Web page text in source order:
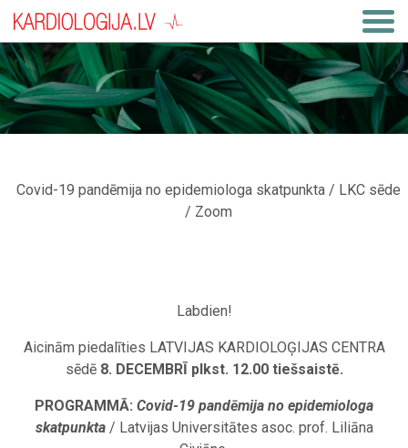
Covid-19 pandēmija no epidemiologa skatpunkta / LKC sēde
/ Zoom
Labdien!
Aicinām piedalīties LATVIJAS KARDIOLOĢIJAS CENTRA
sēdē 8. DECEMBRĪ plkst. 12.00 tiešsaistē.
PROGRAMMĀ: Covid-19 pandēmija no epidemiologa
skatpunkta / Latvijas Universitātes asoc. prof. Liliāna